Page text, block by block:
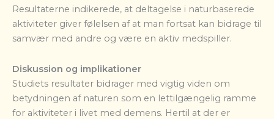
Resultaterne indikerede, at deltagelse i naturbaserede
aktiviteter giver følelsen af at man fortsat kan bidrage til
samvær med andre og være en aktiv medspiller.
Diskussion og implikationer
Studiets resultater bidrager med vigtig viden om
betydningen af naturen som en lettilgængelig ramme
for aktiviteter i livet med demens. Hertil at der er